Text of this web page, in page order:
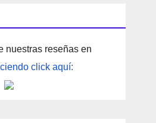
nuestras reseñas en
click aquí: